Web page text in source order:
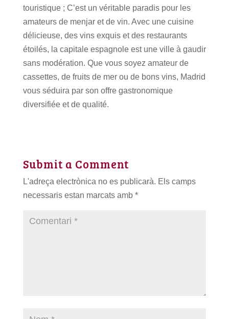
touristique ; C’est un véritable paradis pour les
amateurs de menjar et de vin. Avec une cuisine
délicieuse, des vins exquis et des restaurants
étoilés, la capitale espagnole est une ville à gaudir
sans modération. Que vous soyez amateur de
cassettes, de fruits de mer ou de bons vins, Madrid
vous séduira par son offre gastronomique
diversifiée et de qualité.
Submit a Comment
L'adreça electrònica no es publicarà. Els camps
necessaris estan marcats amb *